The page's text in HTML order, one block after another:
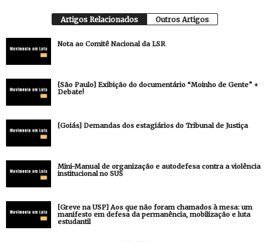
Artigos Relacionados Outros Artigos
Nota ao Comitê Nacional da LSR
[São Paulo] Exibição do documentário “Moinho de Gente” +
Debate!
[Goiás] Demandas dos estagiários do Tribunal de Justiça
Mini-Manual de organização e autodefesa contra a violência
institucional no SUS
[Greve na USP] Aos que não foram chamados à mesa: um
manifesto em defesa da permanência, mobilização e luta
estudantil